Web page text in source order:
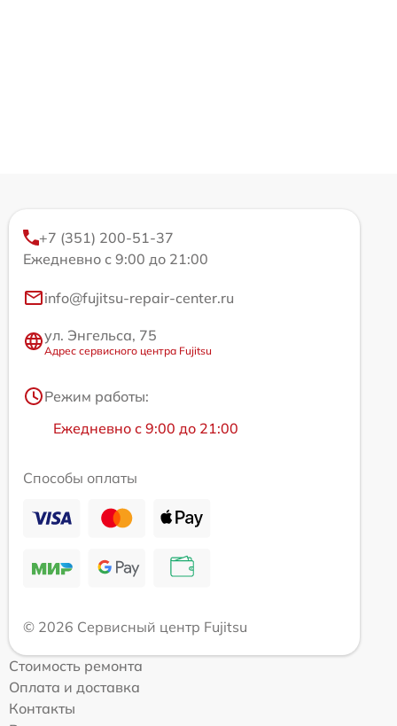
+7 (351) 200-51-37
Ежедневно с 9:00 до 21:00
info@fujitsu-repair-center.ru
ул. Энгельса, 75
Адрес сервисного центра Fujitsu
Режим работы:
Ежедневно с 9:00 до 21:00
Способы оплаты
© 2026 Сервисный центр Fujitsu
Стоимость ремонта
Оплата и доставка
Контакты